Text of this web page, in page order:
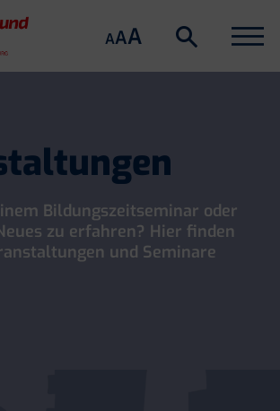
AAA
Suche
öffnen
Suche Menu
Bildungszeitseminar oder
zu erfahren? Hier finden
und Seminare